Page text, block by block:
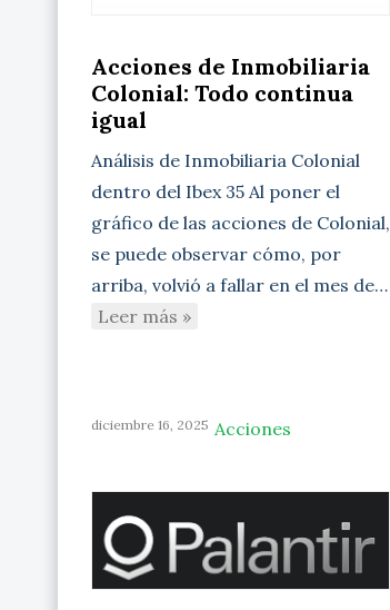
Acciones de Inmobiliaria
Colonial: Todo continua
igual
Análisis de Inmobiliaria Colonial
dentro del Ibex 35 Al poner el
gráfico de las acciones de Colonial,
se puede observar cómo, por
arriba, volvió a fallar en el mes de…
Leer más »
diciembre 16, 2025 Acciones